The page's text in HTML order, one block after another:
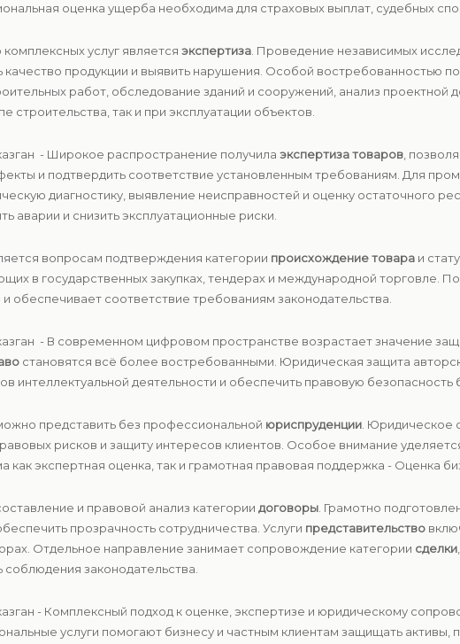
оценка ущерба необходима для страховых выплат, судебных
услуг является экспертиза . Проведение независимых
качество продукции и выявить нарушения. Особой востребованностью
работ, обследование зданий и сооружений, анализ проектной
строительства, так и при эксплуатации объектов.
- Широкое распространение получила экспертиза товаров ,
и подтвердить соответствие установленным требованиям. Для
диагностику, выявление неисправностей и оценку остаточного
аварии и снизить эксплуатационные риски.
вопросам подтверждения категории происхождение товара и
в государственных закупках, тендерах и международной
обеспечивает соответствие требованиям законодательства.
- В современном цифровом пространстве возрастает значение
становятся всё более востребованными. Юридическая защита
интеллектуальной деятельности и обеспечить правовую безопасность
представить без профессиональной юриспруденции . Юридическое
рисков и защиту интересов клиентов. Особое внимание
как экспертная оценка, так и грамотная правовая поддержка - Оценка
и правовой анализ категории договоры . Грамотно
прозрачность сотрудничества. Услуги представительство
Отдельное направление занимает сопровождение категории сделки
соблюдения законодательства.
- Комплексный подход к оценке, экспертизе и юридическому
услуги помогают бизнесу и частным клиентам защищать активы,